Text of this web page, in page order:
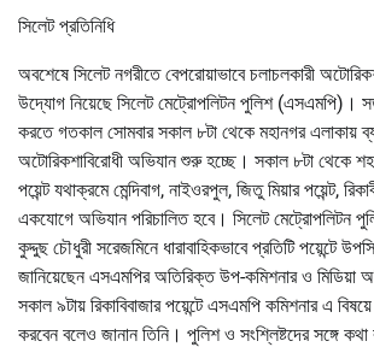
সিলেট প্রতিনিধি
অবশেষে সিলেট নগরীতে বেপরোয়াভাবে চলাচলকারী
উদ্যোগ নিয়েছে সিলেট মেট্রোপলিটন পুলিশ (এসএমপি)।
করতে গতকাল সোমবার সকাল ৮টা থেকে মহানগর এলাকায়
অটোরিকশাবিরোধী অভিযান শুরু হচ্ছে। সকাল ৮টা থেকে
পয়েন্ট যথাক্রমে মেন্দিবাগ, নাইওরপুল, জিতু মিয়ার পয়েন্ট,
একযোগে অভিযান পরিচালিত হবে। সিলেট মেট্রোপলিটন
কুদ্দুছ চৌধুরী সরেজমিনে ধারাবাহিকভাবে প্রতিটি পয়েন্টে
জানিয়েছেন এসএমপির অতিরিক্ত উপ-কমিশনার ও মিডিয়া
সকাল ৯টায় রিকাবিবাজার পয়েন্টে এসএমপি কমিশনার এ
করবেন বলেও জানান তিনি। পুলিশ ও সংশ্লিষ্টদের সঙ্গে কথা